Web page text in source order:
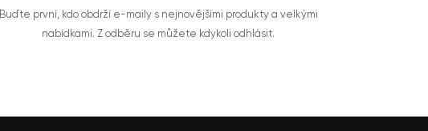
Buďte první, kdo obdrží e-maily s nejnovějšími produkty a velkými
nabídkami. Z odběru se můžete kdykoli odhlásit.